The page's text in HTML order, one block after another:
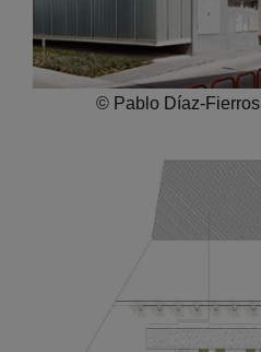
© Pablo Díaz-Fierros